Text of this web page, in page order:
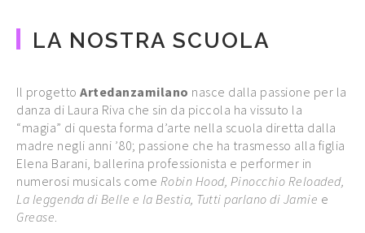
LA NOSTRA SCUOLA
Il progetto Artedanzamilano nasce dalla passione per la
danza di Laura Riva che sin da piccola ha vissuto la
“magia” di questa forma d’arte nella scuola diretta dalla
madre negli anni ’80; passione che ha trasmesso alla figlia
Elena Barani, ballerina professionista e performer in
numerosi musicals come Robin Hood, Pinocchio Reloaded,
La leggenda di Belle e la Bestia, Tutti parlano di Jamie e
Grease